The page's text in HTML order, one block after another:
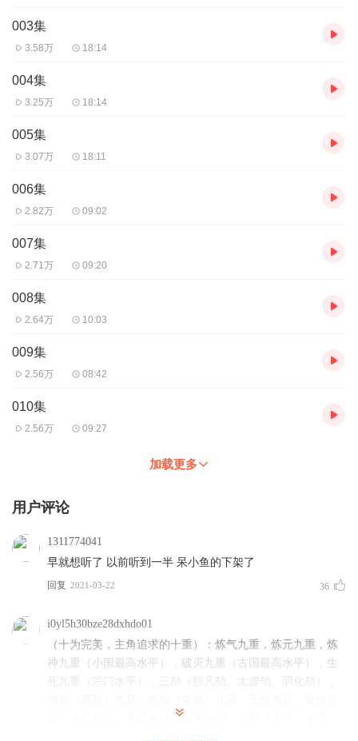
003集
3.58万 18:14
004集
3.25万 18:14
005集
3.07万 18:11
006集
2.82万 09:02
007集
2.71万 09:20
008集
2.64万 10:03
009集
2.56万 08:42
010集
2.56万 09:27
加载更多
用户评论
1311774041
早就想听了 以前听到一半 呆小鱼的下架了
回复 2021-03-22 36
i0yl5h30bze28dxhdo01
（十为完美，主角追求的十重）：炼气九重，炼元九重，炼
神九重（小国最高水平），破灭九重（古国最高水平），生
死九重（宗门水平），三劫（脱凡劫、太虚劫、羽化劫），
品，太皇金仙，无极金仙，大罗金仙，仙君（玉清，上清，